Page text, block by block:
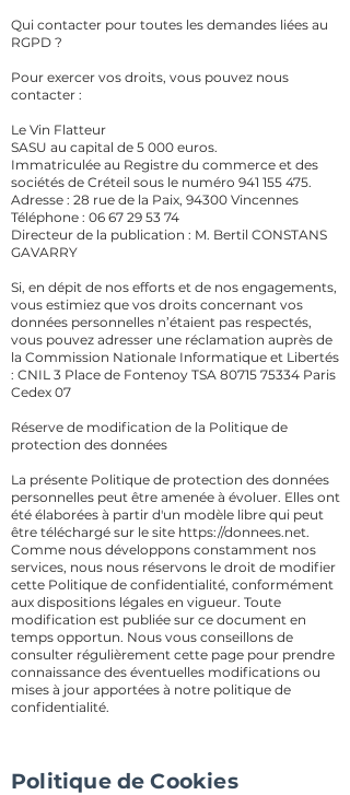
Qui contacter pour toutes les demandes liées au
RGPD ?
Pour exercer vos droits, vous pouvez nous
contacter :
Le Vin Flatteur
SASU au capital de 5 000 euros.
Immatriculée au Registre du commerce et des
sociétés de Créteil sous le numéro 941 155 475.
Adresse : 28 rue de la Paix, 94300 Vincennes
Téléphone : 06 67 29 53 74
Directeur de la publication : M. Bertil CONSTANS
GAVARRY
Si, en dépit de nos efforts et de nos engagements,
vous estimiez que vos droits concernant vos
données personnelles n’étaient pas respectés,
vous pouvez adresser une réclamation auprès de
la Commission Nationale Informatique et Libertés
: CNIL 3 Place de Fontenoy TSA 80715 75334 Paris
Cedex 07
Réserve de modification de la Politique de
protection des données
La présente Politique de protection des données
personnelles peut être amenée à évoluer. Elles ont
été élaborées à partir d'un modèle libre qui peut
être téléchargé sur le site https://donnees.net.
Comme nous développons constamment nos
services, nous nous réservons le droit de modifier
cette Politique de confidentialité, conformément
aux dispositions légales en vigueur. Toute
modification est publiée sur ce document en
temps opportun. Nous vous conseillons de
consulter régulièrement cette page pour prendre
connaissance des éventuelles modifications ou
mises à jour apportées à notre politique de
confidentialité.
Politique de Cookies